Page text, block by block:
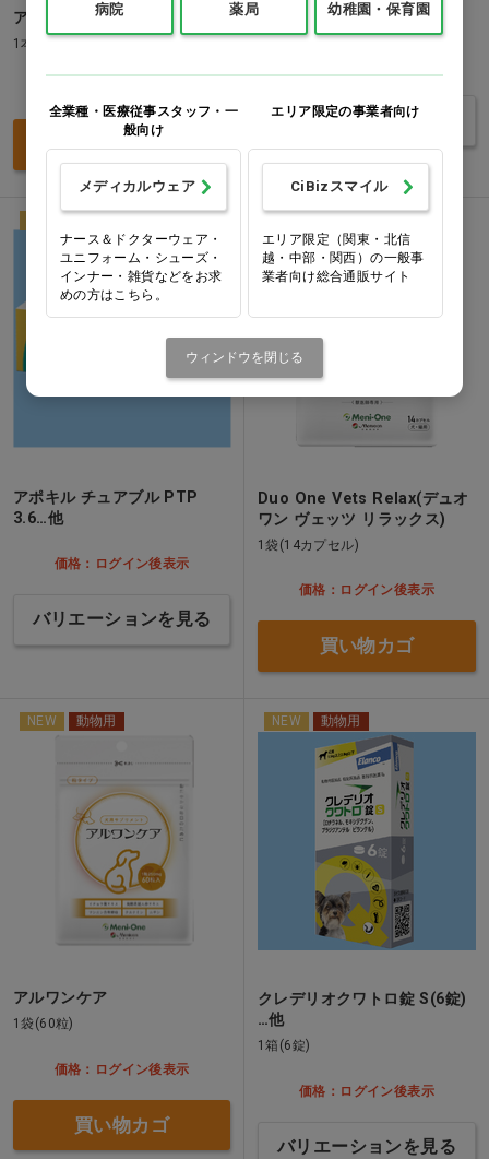
アイボメック注 50ml
1本(50ml)
買い物カゴ
コンセーブ錠 12.5mg…他
バリエーションを見る
アポキル チュアブル PTP
3.6…他
価格：ログイン後表示
バリエーションを見る
Duo One Vets Relax(デュオ
ワン ヴェッツ リラックス)
1袋(14カプセル)
価格：ログイン後表示
買い物カゴ
NEW 動物用
アルワンケア
1袋(60粒)
価格：ログイン後表示
買い物カゴ
NEW 動物用
クレデリオクワトロ錠 S(6錠)
…他
1箱(6錠)
価格：ログイン後表示
バリエーションを見る
病院 薬局 幼稚園・保育園
全業種・医療従事スタッフ・一
般向け
メディカルウェア
ナース＆ドクターウェア・
ユニフォーム・シューズ・
インナー・雑貨などをお求
めの方はこちら。
エリア限定の事業者向け
CiBizスマイル
エリア限定（関東・北信
越・中部・関西）の一般事
業者向け総合通販サイト
ウィンドウを閉じる